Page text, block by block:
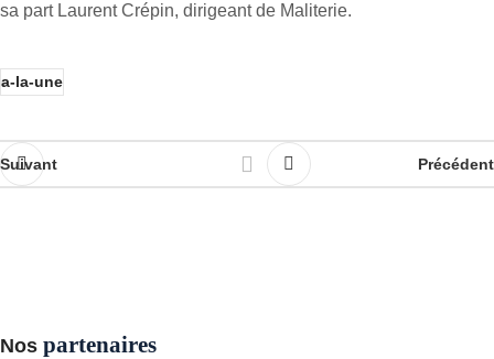
sa part Laurent Crépin, dirigeant de Maliterie.
a-la-une
Suivant Précédent
Nos partenaires